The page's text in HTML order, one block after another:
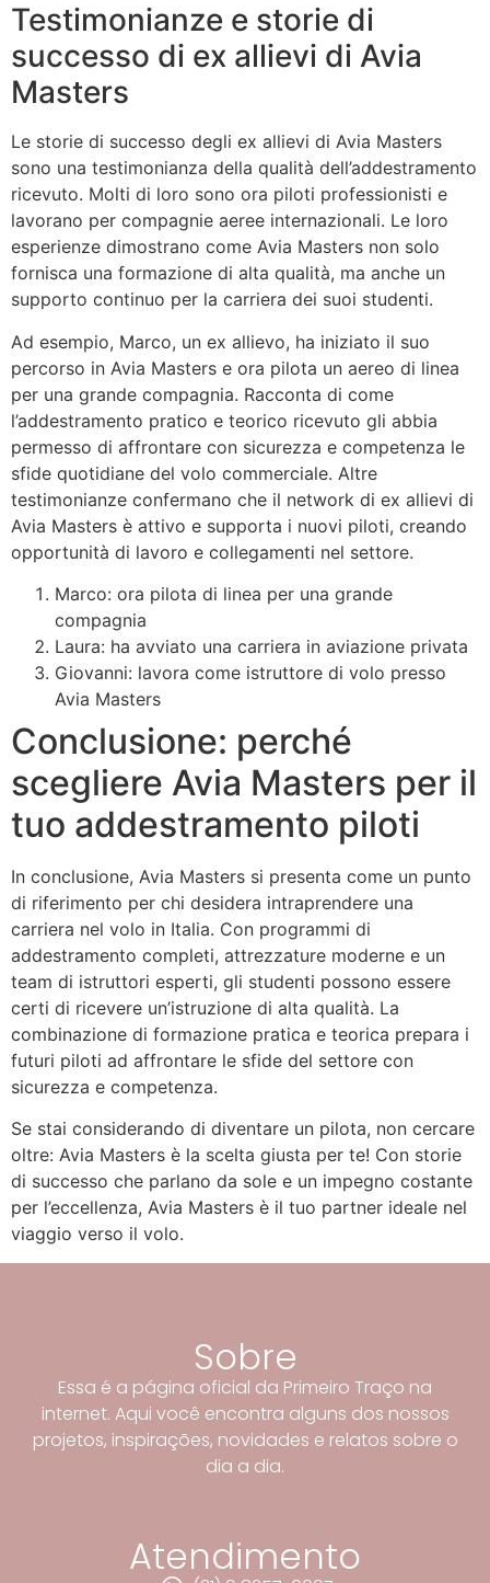
Testimonianze e storie di
successo di ex allievi di Avia
Masters
Le storie di successo degli ex allievi di Avia Masters
sono una testimonianza della qualità dell’addestramento
ricevuto. Molti di loro sono ora piloti professionisti e
lavorano per compagnie aeree internazionali. Le loro
esperienze dimostrano come Avia Masters non solo
fornisca una formazione di alta qualità, ma anche un
supporto continuo per la carriera dei suoi studenti.
Ad esempio, Marco, un ex allievo, ha iniziato il suo
percorso in Avia Masters e ora pilota un aereo di linea
per una grande compagnia. Racconta di come
l’addestramento pratico e teorico ricevuto gli abbia
permesso di affrontare con sicurezza e competenza le
sfide quotidiane del volo commerciale. Altre
testimonianze confermano che il network di ex allievi di
Avia Masters è attivo e supporta i nuovi piloti, creando
opportunità di lavoro e collegamenti nel settore.
Marco: ora pilota di linea per una grande
compagnia
Laura: ha avviato una carriera in aviazione privata
Giovanni: lavora come istruttore di volo presso
Avia Masters
Conclusione: perché
scegliere Avia Masters per il
tuo addestramento piloti
In conclusione, Avia Masters si presenta come un punto
di riferimento per chi desidera intraprendere una
carriera nel volo in Italia. Con programmi di
addestramento completi, attrezzature moderne e un
team di istruttori esperti, gli studenti possono essere
certi di ricevere un’istruzione di alta qualità. La
combinazione di formazione pratica e teorica prepara i
futuri piloti ad affrontare le sfide del settore con
sicurezza e competenza.
Se stai considerando di diventare un pilota, non cercare
oltre: Avia Masters è la scelta giusta per te! Con storie
di successo che parlano da sole e un impegno costante
per l’eccellenza, Avia Masters è il tuo partner ideale nel
viaggio verso il volo.
Sobre
Essa é a página oficial da Primeiro Traço na
internet. Aqui você encontra alguns dos nossos
projetos, inspirações, novidades e relatos sobre o
dia a dia.
Atendimento